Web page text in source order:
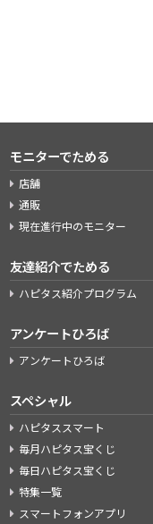
モニターでためる
店舗
通販
現在進行中のモニター
友達紹介でためる
ハピタス紹介プログラム
アンケートひろば
アンケートひろば
スペシャル
ハピタススマート
毎月ハピタス宝くじ
毎日ハピタス宝くじ
特集一覧
スマートフォンアプリ